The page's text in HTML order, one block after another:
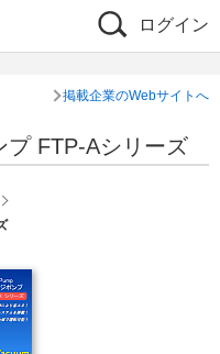
ログイン
掲載企業のWebサイトへ
プ FTP-Aシリーズ